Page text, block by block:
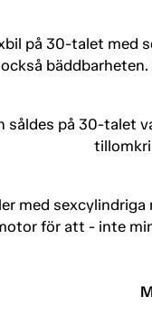
på 30-talet med
såldes på 30-talet
med
för att - inte